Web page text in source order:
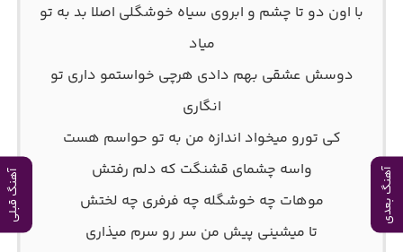
آهنگ بعدی آهنگ قبلی
ﺑﺎ اون دو ﺗﺎ ﭼﺸﻢ و اﺑﺮوی ﺳﻴﺎه ﺧﻮﺷﮕﻠﻰ اﺻﻠﺎ ﺑﺪ ﺑﻪ ﺗﻮ
ﻣﻴﺎد
دوﺳﺶ ﻋﺸﻘﻰ ﺑﻬﻢ دادی ﻫﺮﭼﻰ ﺧﻮاﺳﺘﻤﻮ داری ﺗﻮ
اﻧﮕﺎری
ﻛﻰ ﺗﻮرو ﻣﻴﺨﻮاد اﻧﺪازه ﻣﻦ ﺑﻪ ﺗﻮ ﺣﻮاﺳﻢ ﻫﺴﺖ
واﺳﻪ ﭼﺸﻤﺎی ﻗﺸﻨﮕﺖ ﻛﻪ دﻟﻢ رﻓﺘﺶ
ﻣﻮﻫﺎت ﭼﻪ ﺧﻮﺷﮕﻠﻪ ﭼﻪ ﻓﺮﻓﺮی ﭼﻪ ﻟﺨﺘﺶ
ﺗﺎ ﻣﻴﺸﻴﻨﻰ ﭘﻴﺶ ﻣﻦ ﺳﺮ رو ﺳﺮم ﻣﻴﺬاری